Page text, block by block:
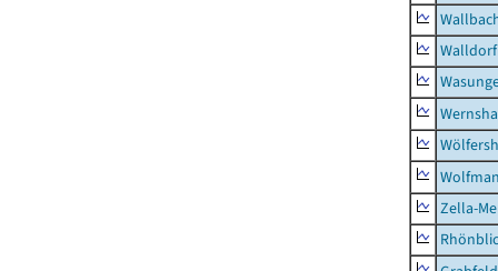
Walldorf
Zella-